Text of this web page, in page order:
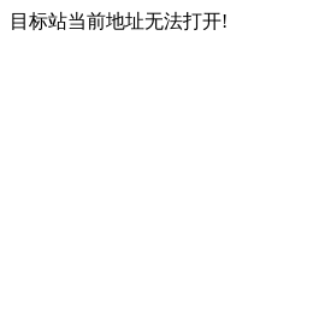
目标站当前地址无法打开!